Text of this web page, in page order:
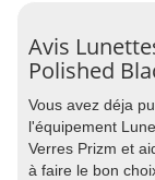
Avis
Polished
Vous avez déja
l'équipement
Verres Prizm et
à faire le bon